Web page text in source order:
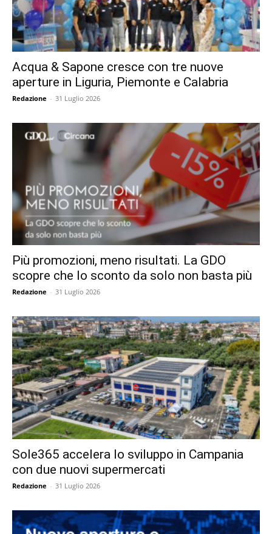
Acqua & Sapone cresce con tre nuove
aperture in Liguria, Piemonte e Calabria
Redazione - 31 Luglio 2026
Più promozioni, meno risultati. La GDO
scopre che lo sconto da solo non basta più
Redazione - 31 Luglio 2026
Sole365 accelera lo sviluppo in Campania
con due nuovi supermercati
Redazione - 31 Luglio 2026